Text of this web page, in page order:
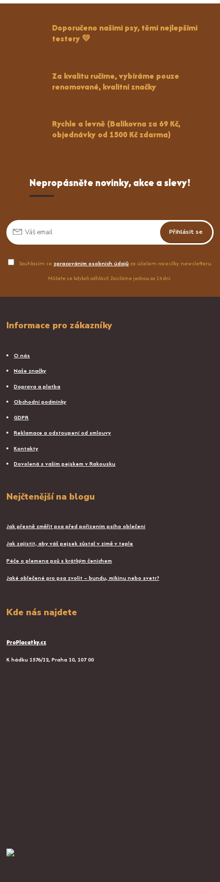
Doporučeno našimi psy, těmi nejlepšími
testery 💛
Za kvalitu ručíme, vybíráme pouze
renomované, kvalitní značky
Rychle a levně (Balíkovna za 69 Kč,
objednávky od 1500 Kč zdarma)
Nepropásněte novinky, akce a slevy!
Přihlásit se
Souhlasím se zpracováním osobních údajůza účelem rozesílky newsletteru.
Můžete se kdykoli odhlásit. Zasíláme jednou za 14 dní.
Informace pro zákazníky
O nás
Naše značky
Doprava a platba
Obchodní podmínky
GDPR
Reklamace a odstoupení od smlouvy
Kontakty
Dovolená s vaším pejskem v Rakousku
Nejčtenější na blogu
Jak přesně změřit psa před pořízením psího oblečení
Jak zajistit, aby váš pejsek zůstal v zimě v teple
Péče o plemena psů s krátkým čenichem
Jaké oblečené pro psa zvolit – bundu, mikinu nebo svetr?
Kde nás najdete
ProPlacatky.cz
K hádku 1576/12, Praha 10, 107 00